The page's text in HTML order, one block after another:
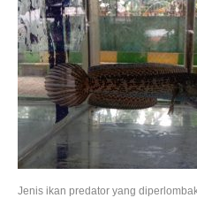
Jenis ikan predator yang